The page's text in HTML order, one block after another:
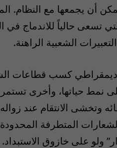
أن يجمعها مع النظام.
تسعى حالياً للاندماج
الشعبية الراهنة.
ديمقراطي كسب قطاعات
نمط حياتها، وأخرى تستمر
وتخشى الانتقام عند
المتطرفة المحدودة
ولو على خازوق الاستبداد.